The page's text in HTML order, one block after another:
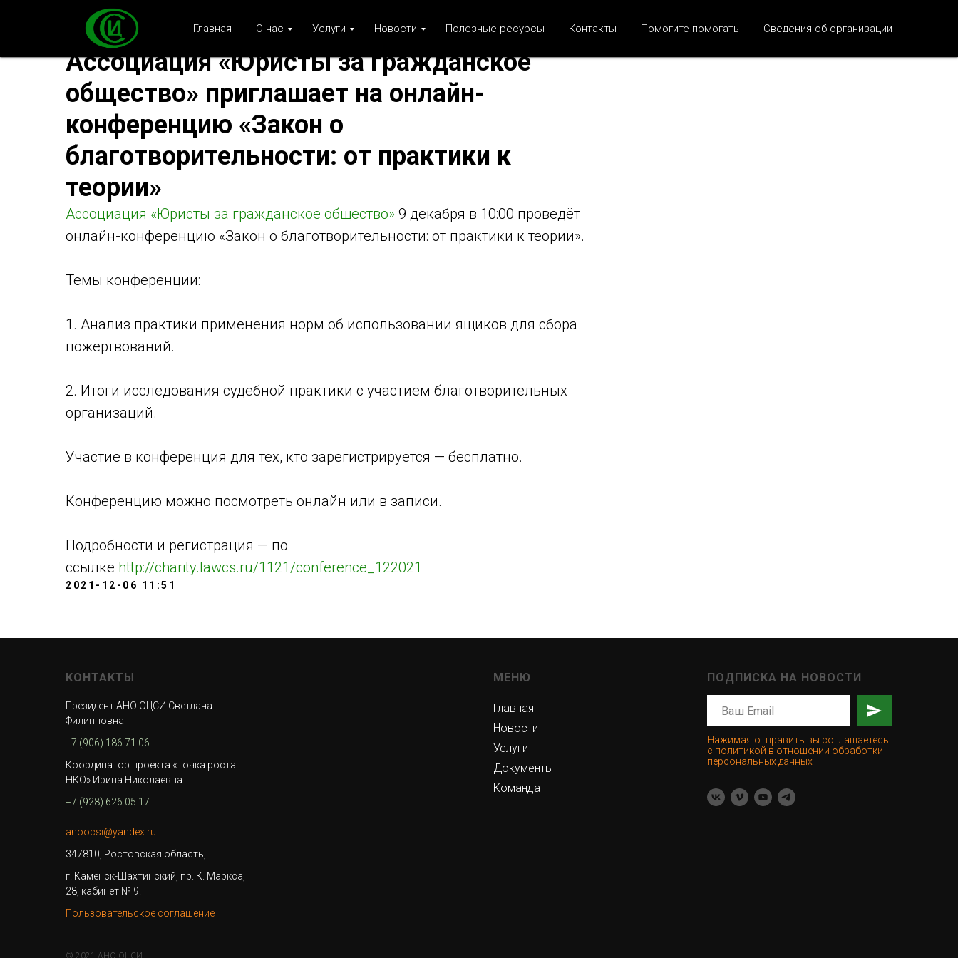
Главная О нас Услуги Новости Полезные ресурсы Контакты Помогите помогать Сведения об организации
Ассоциация «Юристы за гражданское
общество» приглашает на онлайн-
конференцию «Закон о
благотворительности: от практики к
теории»
Ассоциация «Юристы за гражданское общество» 9 декабря в 10:00 проведёт
онлайн-конференцию «Закон о благотворительности: от практики к теории».
Темы конференции:
1. Анализ практики применения норм об использовании ящиков для сбора
пожертвований.
2. Итоги исследования судебной практики с участием благотворительных
организаций.
Участие в конференция для тех, кто зарегистрируется — бесплатно.
Конференцию можно посмотреть онлайн или в записи.
Подробности и регистрация — по
ссылке http://charity.lawcs.ru/1121/conference_122021
2021-12-06 11:51
КОНТАКТЫ
Президент АНО ОЦСИ Светлана
Филипповна
+7 (906) 186 71 06
Координатор проекта «Точка роста
НКО» Ирина Николаевна
+7 (928) 626 05 17
anoocsi@yandex.ru
347810, Ростовская область,
г. Каменск-Шахтинский, пр. К. Маркса,
28, кабинет № 9.
Пользовательское соглашение
МЕНЮ
Главная
Новости
Услуги
Документы
Команда
ПОДПИСКА НА НОВОСТИ
Нажимая отправить вы соглашаетесь
с политикой в отношении обработки
персональных данных
© 2021 АНО ОЦСИ